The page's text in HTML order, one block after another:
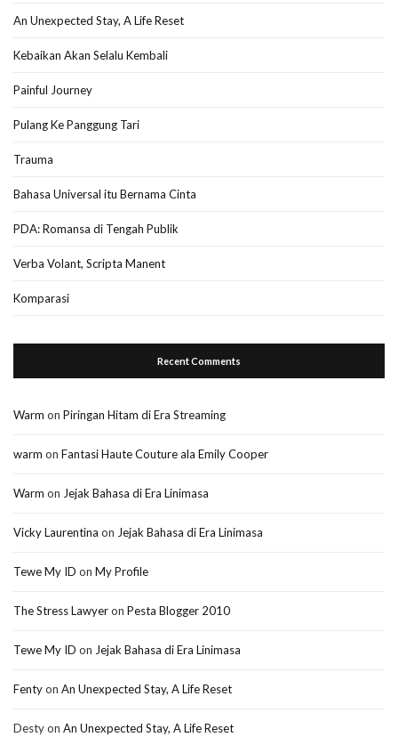
An Unexpected Stay, A Life Reset
Kebaikan Akan Selalu Kembali
Painful Journey
Pulang Ke Panggung Tari
Trauma
Bahasa Universal itu Bernama Cinta
PDA: Romansa di Tengah Publik
Verba Volant, Scripta Manent
Komparasi
Recent Comments
Warm on Piringan Hitam di Era Streaming
warm on Fantasi Haute Couture ala Emily Cooper
Warm on Jejak Bahasa di Era Linimasa
Vicky Laurentina on Jejak Bahasa di Era Linimasa
Tewe My ID on My Profile
The Stress Lawyeron Pesta Blogger 2010
Tewe My ID on Jejak Bahasa di Era Linimasa
Fentyon An Unexpected Stay, A Life Reset
Destyon An Unexpected Stay, A Life Reset